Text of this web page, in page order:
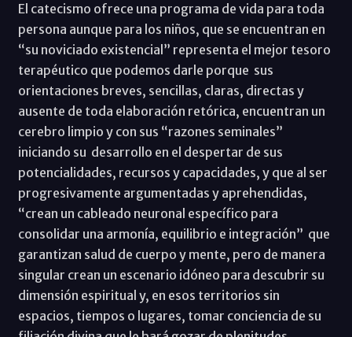
El catecismo ofrece una programa de vida para toda
persona aunque para los niños, que se encuentran en
“su noviciado existencial” representa el mejor tesoro
terapéutico que podemos darle porque sus
orientaciones breves, sencillas, claras, directas y
ausente de toda elaboración retórica, encuentran un
cerebro limpio y con sus “razones seminales”
iniciando su desarrollo en el despertar de sus
potencialidades, recursos y capacidades, y que al ser
progresivamente argumentadas y aprehendidas,
“crean un cableado neuronal específico para
consolidar una armonía, equilibrio e integración” que
garantizan salud de cuerpo y mente, pero de manera
singular crean un escenario idóneo para descubrir su
dimensión espiritual y, en esos territorios sin
espacios, tiempos o lugares, tomar conciencia de su